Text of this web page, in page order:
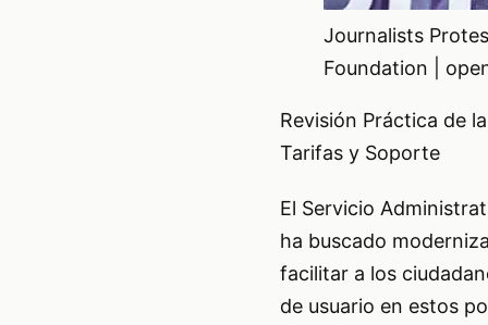
Journalists
Foundation |
Revisión Práctica de
Tarifas y Soporte
El Servicio
ha buscado
facilitar a los
de usuario en estos